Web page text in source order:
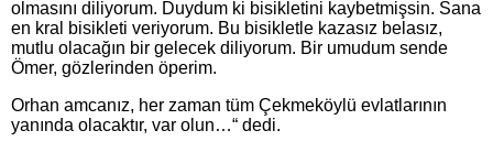
olmasını diliyorum. Duydum ki bisikletini kaybetmişsin. Sana
en kral bisikleti veriyorum. Bu bisikletle kazasız belasız,
mutlu olacağın bir gelecek diliyorum. Bir umudum sende
Ömer, gözlerinden öperim.
Orhan amcanız, her zaman tüm Çekmeköylü evlatlarının
yanında olacaktır, var olun…“ dedi.